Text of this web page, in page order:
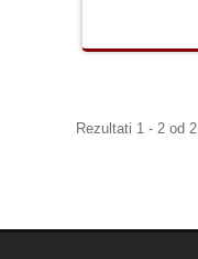
Rezultati 1 - 2 od 2